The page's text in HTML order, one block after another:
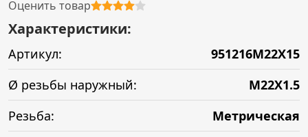
Оценить товар
Характеристики:
Артикул:
951216M22X15
Ø резьбы наружный:
M22X1.5
Резьба:
Метрическая